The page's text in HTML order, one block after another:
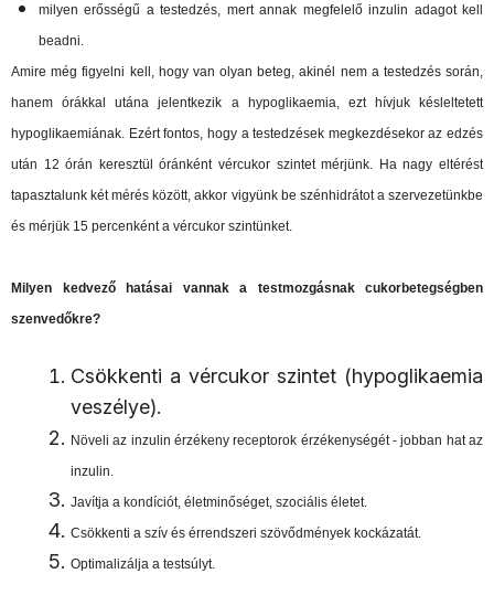
milyen erősségű a testedzés, mert annak megfelelő inzulin adagot kell
beadni.
Amire még figyelni kell, hogy van olyan beteg, akinél nem a testedzés során,
hanem órákkal utána jelentkezik a hypoglikaemia, ezt hívjuk késleltetett
hypoglikaemiának. Ezért fontos, hogy a testedzések megkezdésekor az edzés
után 12 órán keresztül óránként vércukor szintet mérjünk. Ha nagy eltérést
tapasztalunk két mérés között, akkor vigyünk be szénhidrátot a szervezetünkbe
és mérjük 15 percenként a vércukor szintünket.
Milyen kedvező hatásai vannak a testmozgásnak cukorbetegségben
szenvedőkre?
Csökkenti a vércukor szintet (hypoglikaemia
veszélye).
Növeli az inzulin érzékeny receptorok érzékenységét - jobban hat az
inzulin.
Javítja a kondíciót, életminőséget, szociális életet.
Csökkenti a szív és érrendszeri szövődmények kockázatát.
Optimalizálja a testsúlyt.